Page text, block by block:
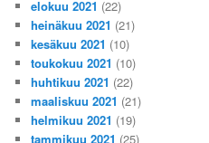
elokuu 2021 (22)
heinäkuu 2021 (21)
kesäkuu 2021 (10)
toukokuu 2021 (10)
huhtikuu 2021 (22)
maaliskuu 2021 (21)
helmikuu 2021 (19)
tammikuu 2021 (25)